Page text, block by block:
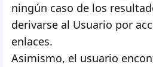
ningún caso de los
derivarse al Usuario por
enlaces.
Asimismo, el usuario